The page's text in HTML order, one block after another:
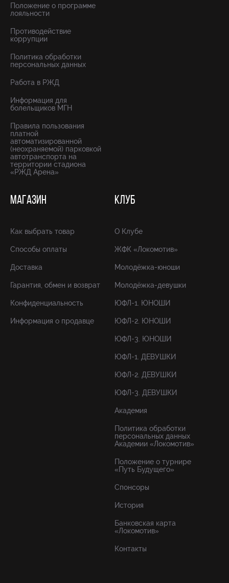
Положение о программе
лояльности
Противодействие
коррупции
Политика обработки
персональных данных
Работа в РЖД
Информация для
болельщиков МГН
Правила пользования
платной
автоматизированной
(неохраняемой) парковкой
автотранспорта на
территории стадиона
«РЖД Арена»
МАГАЗИН
Как выбрать товар
Способы оплаты
Доставка
Гарантия, обмен и возврат
Конфиденциальность
Информация о продавце
КЛУБ
О Клубе
ЖФК «Локомотив»
Молодёжка-юноши
Молодёжка-девушки
ЮФЛ-1. ЮНОШИ
ЮФЛ-2. ЮНОШИ
ЮФЛ-3. ЮНОШИ
ЮФЛ-1. ДЕВУШКИ
ЮФЛ-2. ДЕВУШКИ
ЮФЛ-3. ДЕВУШКИ
Академия
Политика обработки
персональных данных
Академии «Локомотив»
Положение о турнире
«Путь Будущего»
Спонсоры
История
Банковская карта
«Локомотив»
Контакты